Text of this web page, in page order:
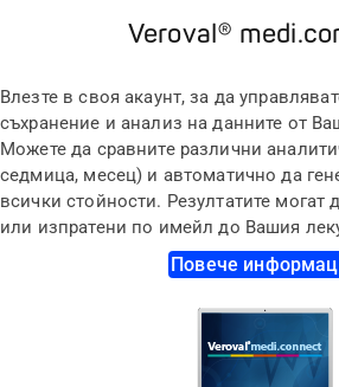
Veroval®
Влезте в своя акаунт, за да
съхранение и анализ на данните от
Можете да сравните различни
седмица, месец) и автоматично да
всички стойности. Резултатите могат
или изпратени по имейл до Вашия
Повече